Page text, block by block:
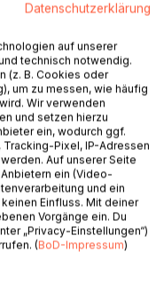
 oder nur selten 
von Basel II
in diesem
die Basel II haben
des gesamten
und
(Hypothekar- und
bei ca. 2.241
schon die
in
dieser
dass die Kredite an
Privatpersonen
Datenschutzerklärung
auf unserer
technisch notwendig.
(z. B. Cookies oder
um zu messen, wie häufig
Wir verwenden
und setzen hierzu
ein, wodurch ggf.
Pixel, IP-Adressen
Auf unserer Seite
ein (Video-
und ein
Einfluss. Mit deiner
Vorgänge ein. Du
„Privacy-Einstellungen“)
(BoD-Impressum)